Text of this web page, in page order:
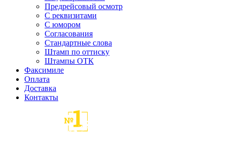
Предрейсовый осмотр
С реквизитами
С юмором
Согласования
Стандартные слова
Штамп по оттиску
Штампы ОТК
Факсимиле
Оплата
Доставка
Контакты